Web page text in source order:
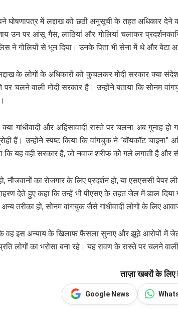
में लद्दाख को छठी अनुसूची के तहत अधिकार
उन पर आंसू गैस, लाठियां और गोलियां चलाकर
ने गोलियों से भून दिया। उनके पिता भी सेना में थे और बेटा
के लोगों के अधिकारों को कुचलकर मोदी सरकार क्या
पर चलने वाली मोदी सरकार है। उन्होंने बताया कि सोनम
गांधीवादी और अहिंसावादी रास्ते पर चलना अब
हैं। उन्होंने स्पष्ट किया कि वांगचुक ने “बॉयकॉट
कि यह वही सरकार है, जो नवाज शरीफ को गले लगाती है
नौजवानों का रोजगार के लिए प्रदर्शन हो, या एसएससी
देते हुए कहा कि उन्हें भी पीएसए के तहत जेल में डाल
अन्य तरीका हो, सोनम वांगचुक जैसे गांधीवादी लोगों के लिए
वह इस अन्याय के खिलाफ फैसला सुनाए और झूठे आरोपों में जेल
लोगों का भरोसा बना रहे। यह रावण के रास्ते पर चलने
ताज़ा खबरों के
Google News